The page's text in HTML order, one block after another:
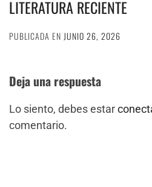
LITERATURA RECIENTE
PUBLICADA EN JUNIO 26, 2026
Deja una respuesta
Lo siento, debes estar
comentario.